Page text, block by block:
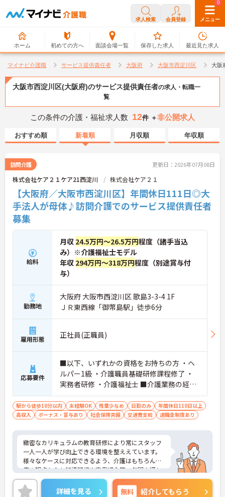
求人検索 会員登録 メニュー
ホーム 初めての方へ 面談会場一覧
0
保存した求人
0
最近見た求人
マイナビ介護職 サービス提供責任者 大阪府 大阪市西淀川区 大阪
大阪市西淀川区(大阪府)のサービス提供責任者の求人・転職一
覧
この条件の介護・福祉求人数 12件 ＋非公開求人
おすすめ順 新着順 月収順 年収順
訪問介護 更新日：2026年07月08日
株式会社ケア２１ケア21西淀川 株式会社ケア２１
【大阪府／大阪市西淀川区】年間休日111日◎大
手法人が母体♪訪問介護でのサービス提供責任者
募集
給料
月収 24.5万円～26.5万円程度（諸手当込
み）※介護福祉士モデル
年収 294万円～318万円程度（別途賞与付
与）
勤務地
大阪府 大阪市西淀川区 歌島3-3-4 1F
ＪＲ東西線「御幣島駅」徒歩6分
雇用形態 正社員(正職員)
応募要件
■以下、いずれかの資格をお持ちの方 ・ヘ
ルパー1級 ・介護職員基礎研修課程修了 ・
実務者研修 ・介護福祉士 ■介護業務の経験
がある方
駅から徒歩10分以内 未経験OK 残業少なめ 日勤のみ
年間休日110日以上
高収入
ボーナス・賞与あり 社会保険完備 交通費支給 退職金制度あり
緻密なカリキュラムの教育研修により常にスタッフ
一人一人が学び向上できる環境を整ええています。
様々なケースに対応できるよう、介護はもちろん医
療の観点からも知識研修や事例紹介等、年間を通し
て各サービスのスタッフから幹部社員まで教育研修
を行っています。詳細を見る 無料 紹介してもらう